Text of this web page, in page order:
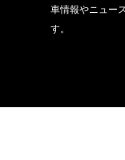
車情報やニュー
す。